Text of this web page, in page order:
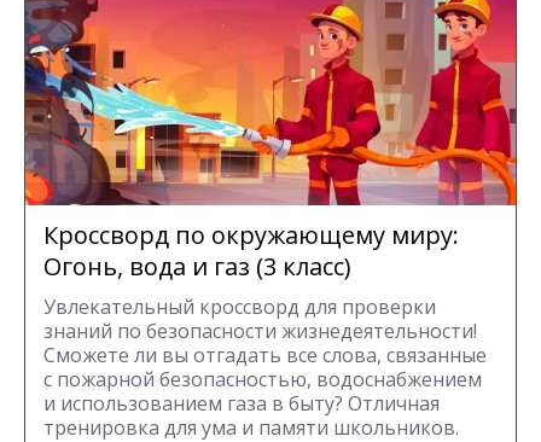
Кроссворд по окружающему миру:
Огонь, вода и газ (3 класс)
Увлекательный кроссворд для проверки
знаний по безопасности жизнедеятельности!
Сможете ли вы отгадать все слова, связанные
с пожарной безопасностью, водоснабжением
и использованием газа в быту? Отличная
тренировка для ума и памяти школьников.